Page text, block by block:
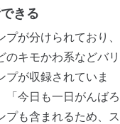
きる
が分けられており、
キモかわ系などバリ
プが収録されていま
「今日も一日がんばろ
プも含まれるため、ス